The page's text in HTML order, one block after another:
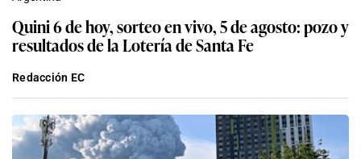
Quini 6 de hoy, sorteo en vivo, 5 de agosto: pozo y
resultados de la Lotería de Santa Fe
Redacción EC